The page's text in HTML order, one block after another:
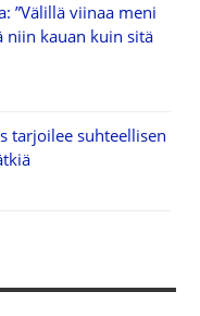
”Välillä viinaa meni
niin kauan kuin sitä
tarjoilee suhteellisen